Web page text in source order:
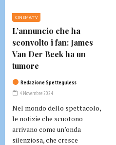
CINEMA/TV
L’annuncio che ha
sconvolto i fan: James
Van Der Beek ha un
tumore
Redazione Spetteguless
4 Novembre 2024
Nel mondo dello spettacolo,
le notizie che scuotono
arrivano come un’onda
silenziosa, che cresce